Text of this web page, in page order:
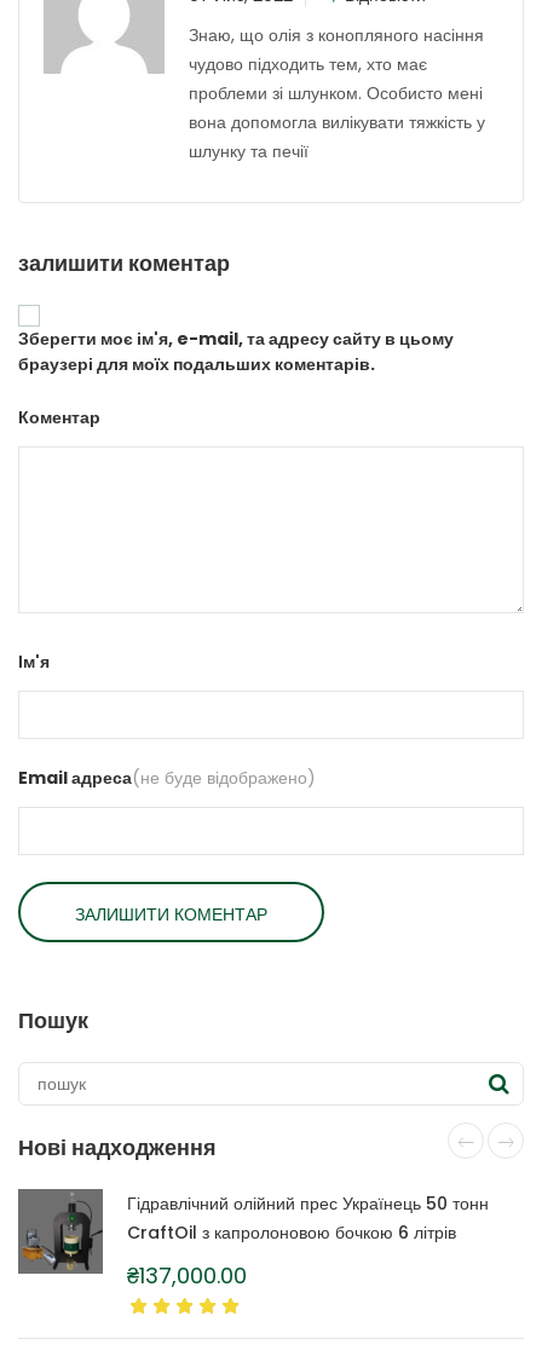
Знаю, що олія з конопляного насіння
чудово підходить тем, хто має
проблеми зі шлунком. Особисто мені
вона допомогла вилікувати тяжкість у
шлунку та печії
залишити коментар
Зберегти моє ім'я, e-mail, та адресу сайту в цьому
браузері для моїх подальших коментарів.
Коментар
Ім'я
Email адреса(не буде відображено)
Пошук
Нові надходження
Гідравлічний олійний прес Українець 50 тонн
CraftOil з капролоновою бочкою 6 літрів
₴137,000.00